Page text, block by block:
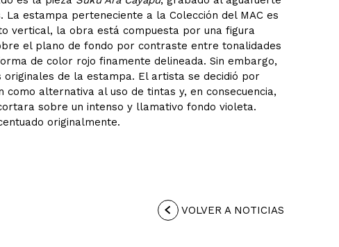
estampa perteneciente a la Colección del MAC es
vertical, la obra está compuesta por una figura
el plano de fondo por contraste entre tonalidades
de color rojo finamente delineada. Sin embargo,
de la estampa. El artista se decidió por
alternativa al uso de tintas y, en consecuencia,
sobre un intenso y llamativo fondo violeta.
originalmente.
VOLVER A NOTICIAS